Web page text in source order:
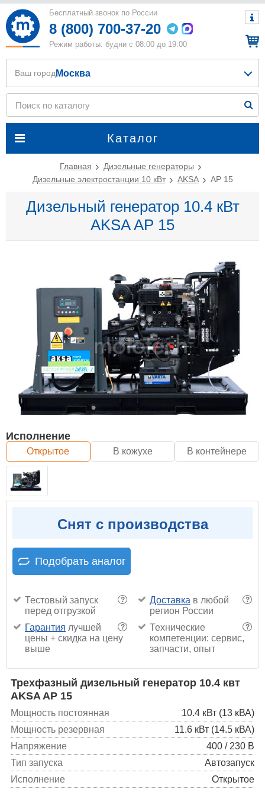
Бесплатный звонок по России
8 (800) 700-37-20
Режим работы: будни с 08:00 до 19:00
Каталог
Ваш город Москва
Главная
Дизельные генераторы
Дизельные электростанции 10 кВт
AKSA AP 15
Дизельный генератор 10.4 кВт
AKSA AP 15
Исполнение
Открытое В кожухе В контейнере
Снят с производства
Подобрать аналог
?
Тестовый запуск
перед отгрузкой
?
Доставка в любой
регион России
?
Гарантия лучшей
цены + скидка на цену
выше
?
Технические
компетенции: сервис,
запчасти, опыт
Трехфазный дизельный генератор 10.4 квт
AKSA AP 15
Мощность постоянная
10.4 кВт (13 кВА)
Мощность резервная
11.6 кВт (14.5 кВА)
Напряжение
400 / 230 В
Тип запуска
Автозапуск
Исполнение
Открытое